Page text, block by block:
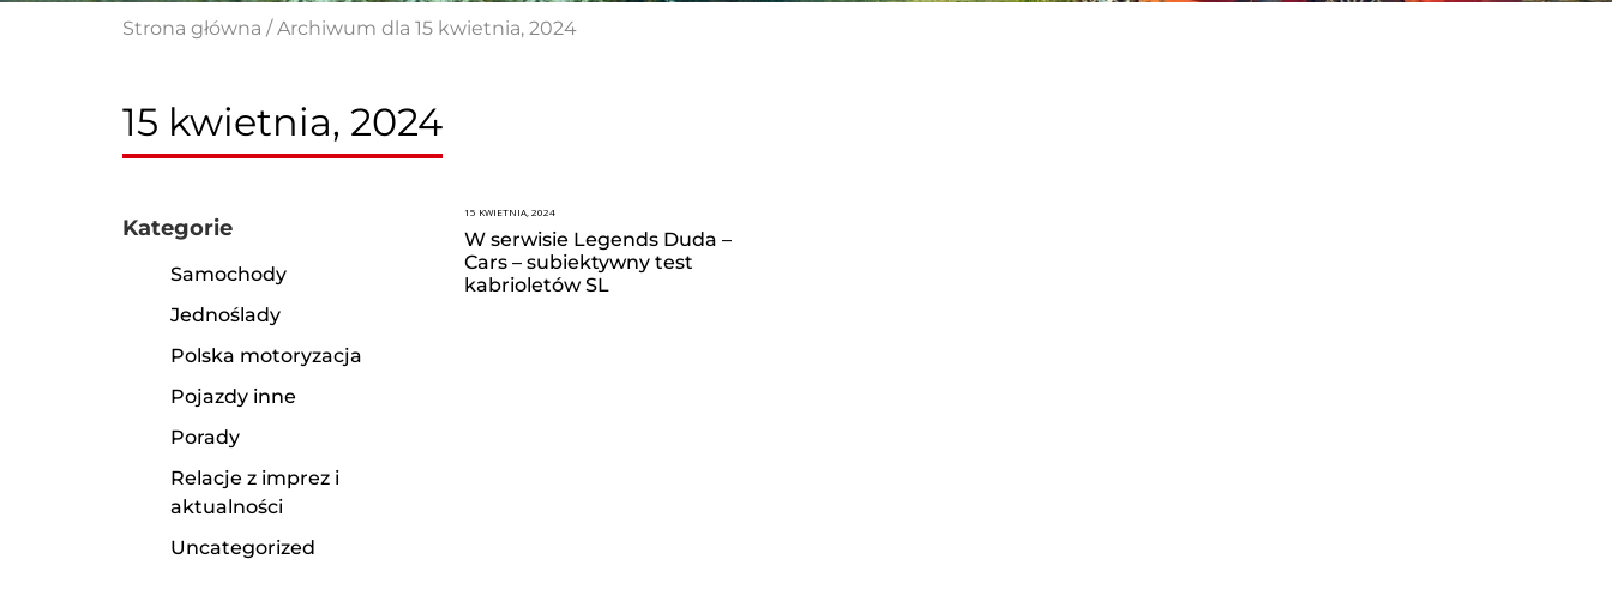
Strona główna /Archiwum dla 15 kwietnia, 2024
15 kwietnia, 2024
Kategorie
Samochody
Jednoślady
Polska motoryzacja
Pojazdy inne
Porady
Relacje z imprez i
aktualności
Uncategorized
W serwisie Legends Duda –
Cars – subiektywny test
kabrioletów SL
15 KWIETNIA, 2024